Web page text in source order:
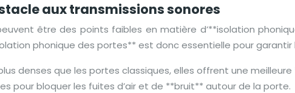
aux transmissions sonores
être des points faibles en matière d’**isolation
phonique des portes** est donc essentielle pour
denses que les portes classiques, elles offrent une
pour bloquer les fuites d’air et de **bruit** autour de la porte.